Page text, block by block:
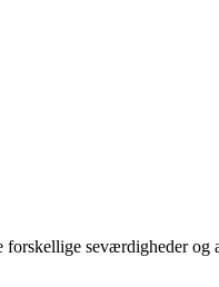
seværdigheder